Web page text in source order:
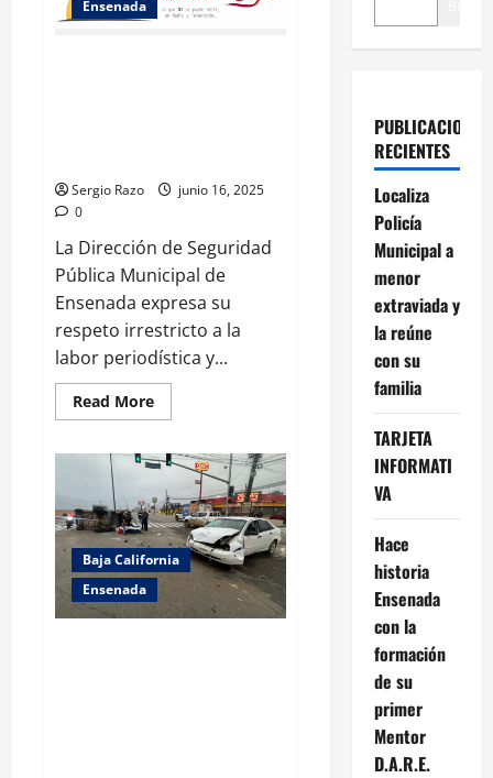
Ensenada
Sergio Razo
junio 16, 2025
0
La Dirección de Seguridad
Pública Municipal de
Ensenada expresa su
respeto irrestricto a la
labor periodística y...
Read MoreRead
more
DE
LA
DIRECCIÓN
DE
SEGURIDAD
PÚBLICA
MUNICIPAL
ANTE
LOS
SEÑALAMIENTOS
DE
Baja California
Ensenada
PUBLICACIONES
RECIENTES
Localiza
Policía
Municipal a
menor
extraviada y
la reúne
con su
familia
TARJETA
INFORMATI
VA
Hace
historia
Ensenada
con la
formación
de su
primer
Mentor
D.A.R.E.